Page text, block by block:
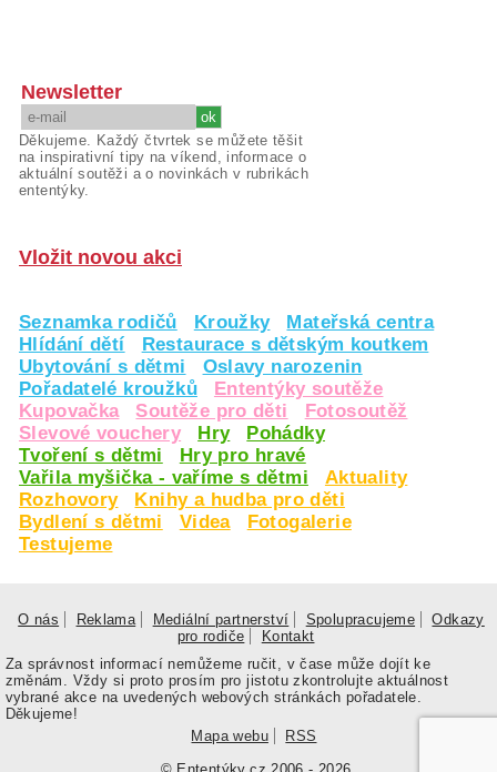
Newsletter
Děkujeme. Každý čtvrtek se můžete těšit
na inspirativní tipy na víkend, informace o
aktuální soutěži a o novinkách v rubrikách
ententýky.
Vložit novou akci
Seznamka rodičů Kroužky
Mateřská centra
Hlídání dětí
Restaurace s dětským koutkem
Ubytování s dětmi
Oslavy narozenin
Pořadatelé kroužků
Ententýky soutěže
Kupovačka
Soutěže pro děti
Fotosoutěž
Slevové vouchery
Hry
Pohádky
Tvoření s dětmi
Hry pro hravé
Vařila myšička - vaříme s dětmi
Aktuality
Rozhovory
Knihy a hudba pro děti
Bydlení s dětmi
Videa
Fotogalerie
Testujeme
O nás Reklama Mediální partnerství Spolupracujeme
Odkazy
pro rodiče
Kontakt
Za správnost informací nemůžeme ručit, v čase může dojít ke
změnám. Vždy si proto prosím pro jistotu zkontrolujte aktuálnost
vybrané akce na uvedených webových stránkách pořadatele.
Děkujeme!
Mapa webu
RSS